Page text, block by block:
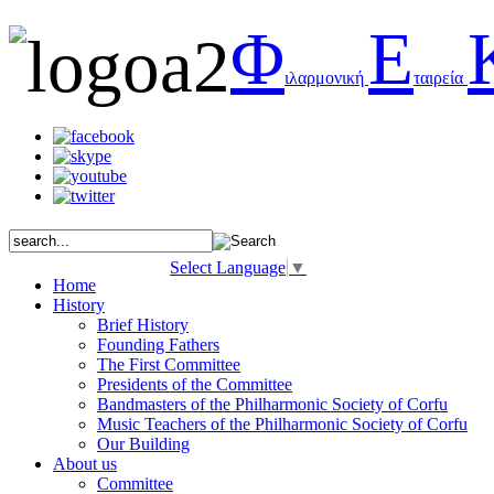
Φιλαρμονική Εταιρεία
Select Language ▼
Home
History
Brief History
Founding Fathers
The First Committee
Presidents of the Committee
Bandmasters of the Philharmonic Society of Corfu
Music Teachers of the Philharmonic Society of Corfu
Our Building
About us
Committee